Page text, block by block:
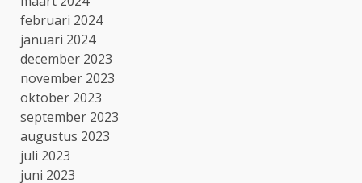
februari 2024
januari 2024
december 2023
november 2023
oktober 2023
september 2023
augustus 2023
juli 2023
juni 2023